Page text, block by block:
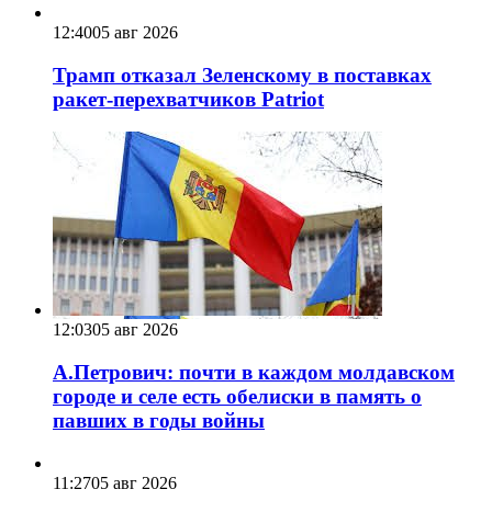
12:4005 авг 2026
Трамп отказал Зеленскому в поставках
ракет-перехватчиков Patriot
12:0305 авг 2026
А.Петрович: почти в каждом молдавском
городе и селе есть обелиски в память о
павших в годы войны
11:2705 авг 2026